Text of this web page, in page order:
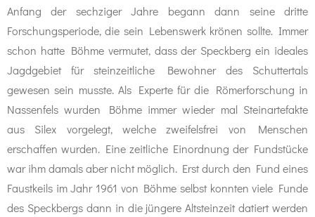
Anfang der sechziger Jahre begann dann seine dritte
Forschungsperiode, die sein Lebenswerk krönen sollte. Immer
schon hatte Böhme vermutet, dass der Speckberg ein ideales
Jagdgebiet für steinzeitliche Bewohner des Schuttertals
gewesen sein musste. Als Experte für die Römerforschung in
Nassenfels wurden Böhme immer wieder mal Steinartefakte
aus Silex vorgelegt, welche zweifelsfrei von Menschen
erschaffen wurden. Eine zeitliche Einordnung der Fundstücke
war ihm damals aber nicht möglich. Erst durch den Fund eines
Faustkeils im Jahr 1961 von Böhme selbst konnten viele Funde
des Speckbergs dann in die jüngere Altsteinzeit datiert werden